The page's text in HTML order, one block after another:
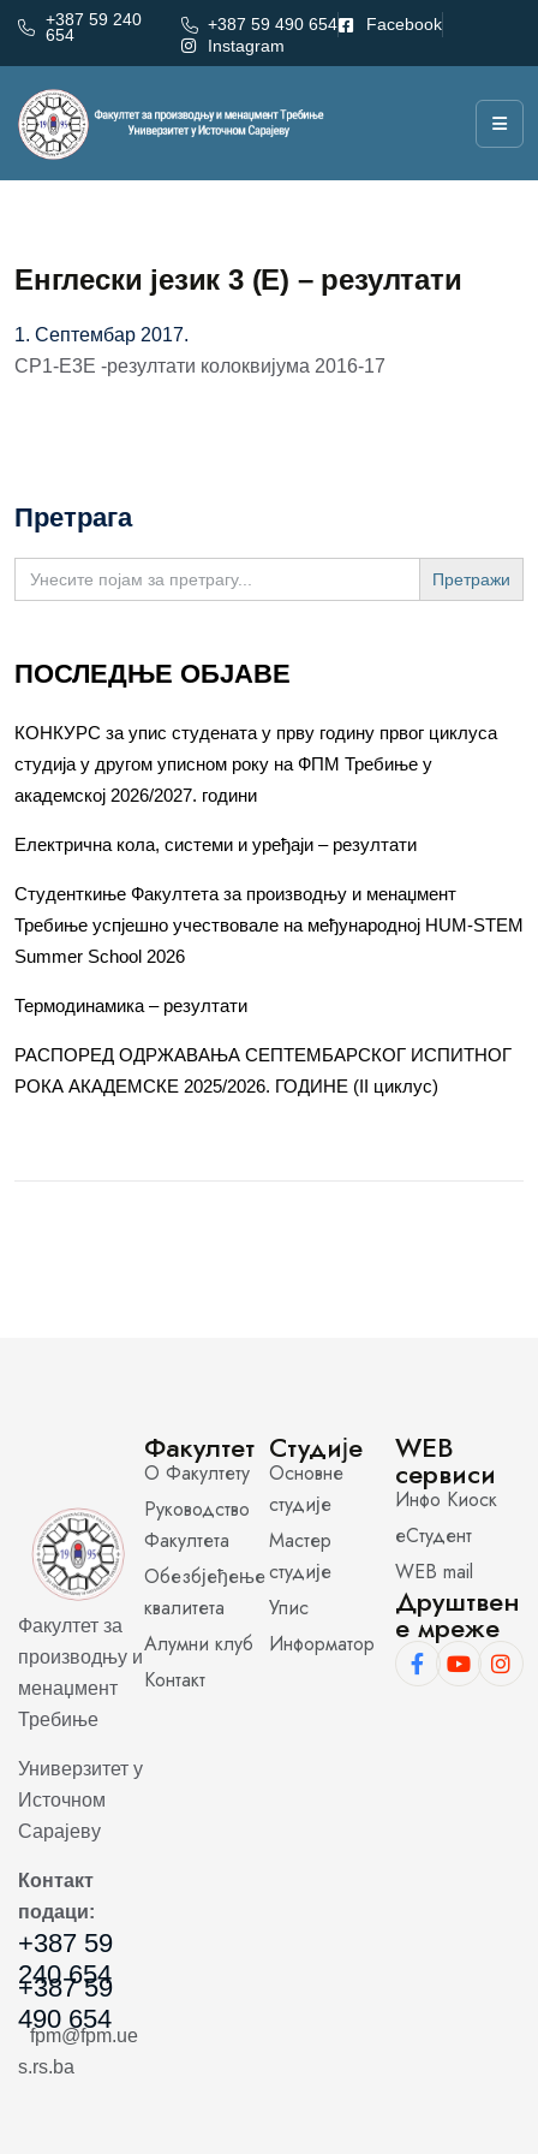
+387 59 240
654
+387 59 490 654
Facebook
Instagram
Енглески језик 3 (Е) – резултати
1. Септембар 2017.
СР1-Е3Е -резултати колоквијума 2016-17
Претрага
Search
for:
ПОСЛЕДЊЕ ОБЈАВЕ
КОНКУРС за упис студената у прву годину првог циклуса
студија у другом уписном року на ФПМ Требиње у
академској 2026/2027. години
Електрична кола, системи и уређаји – резултати
Студенткиње Факултета за производњу и менаџмент
Требиње успјешно учествовале на међународној HUM-STEM
Summer School 2026
Термодинамика – резултати
РАСПОРЕД ОДРЖАВАЊА СЕПТЕМБАРСКОГ ИСПИТНОГ
РОКА АКАДЕМСКЕ 2025/2026. ГОДИНЕ (II циклус)
Факултет за
производњу и
менаџмент
Требиње
Универзитет у
Источном
Сарајеву
Контакт
подаци:
+387 59
240 654
+387 59
490 654
fpm@fpm.ue
s.rs.ba
Факултет
О Факултету
Руководство
Факултета
Обезбјеђење
квалитета
Алумни клуб
Контакт
Студије
Основне
студије
Мастер
студије
Упис
Информатор
WEB
сервиси
Инфо Киоск
еСтудент
WEB mail
Друштвен
е мреже